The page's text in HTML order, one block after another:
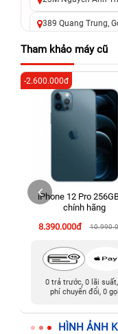
389 Quang Trung,
625 - 625A Âu Cơ,
326 Lê Văn Việt,
Đức cũ)
256 Võ Văn Ngân,
70 Nguyễn An
24h Vũng Tàu:
Tàu cũ)
198 Hoàng Văn
Tham khảo máy cũ
iPhone 12 Pro
chính hãng
8.390.000đ
-2.600.000đ
0 trả trước, 0 lãi
phí chuyển đổi, 0 gọi
HÌNH ẢNH